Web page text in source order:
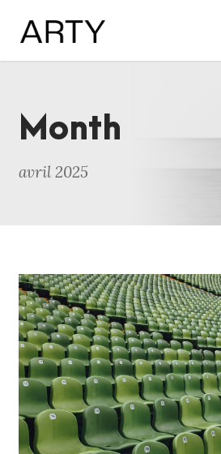
Month
avril 2025